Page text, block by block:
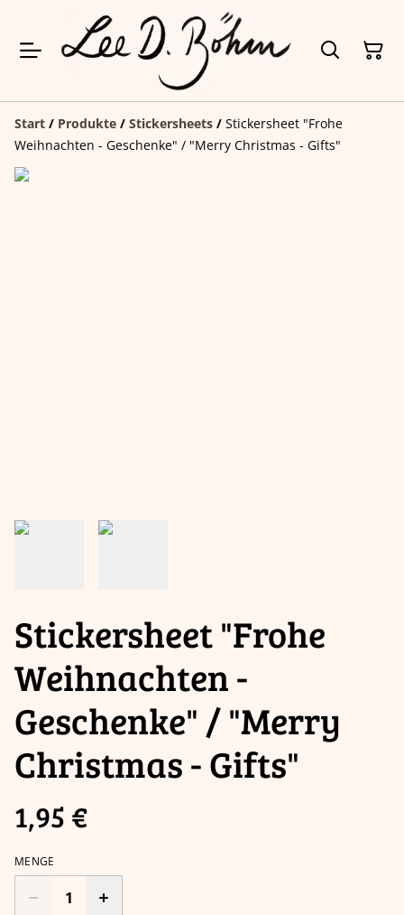
Start / Produkte / Stickersheets / Stickersheet "Frohe
Weihnachten - Geschenke" / "Merry Christmas - Gifts"
Stickersheet "Frohe
Weihnachten -
Geschenke" / "Merry
Christmas - Gifts"
1,95 €
MENGE